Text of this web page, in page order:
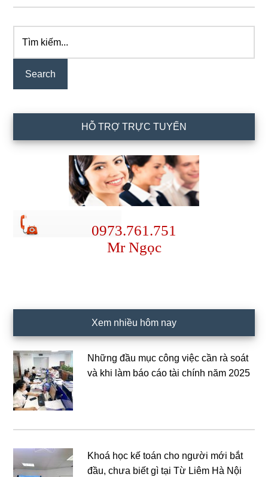
Primary
Sidebar
kiếm...
HỖ TRỢ TRỰC TUYẾN
0973.761.751
Mr Ngọc
Xem nhiều hôm nay
Những đầu mục công việc cần rà soát
và khi làm báo cáo tài chính năm 2025
Khoá học kế toán cho người mới bắt
đầu, chưa biết gì tại Từ Liêm Hà Nội